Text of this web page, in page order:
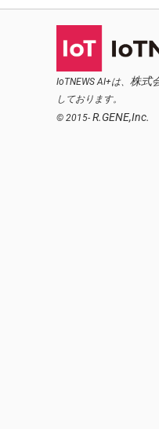
IoTNEWS AI+は、 株式
しております。
© 2015- R.GENE,Inc.